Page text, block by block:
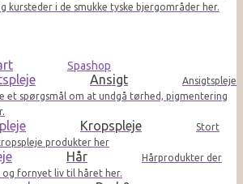
kursteder i de smukke tyske bjergområder her.
Spashop
Ansigt
Ansigtspleje
et spørgsmål om at undgå tørhed, pigmentering
Kropspleje
Stort
produkter her
Hår
Hårprodukter der
og fornyet liv til håret her.